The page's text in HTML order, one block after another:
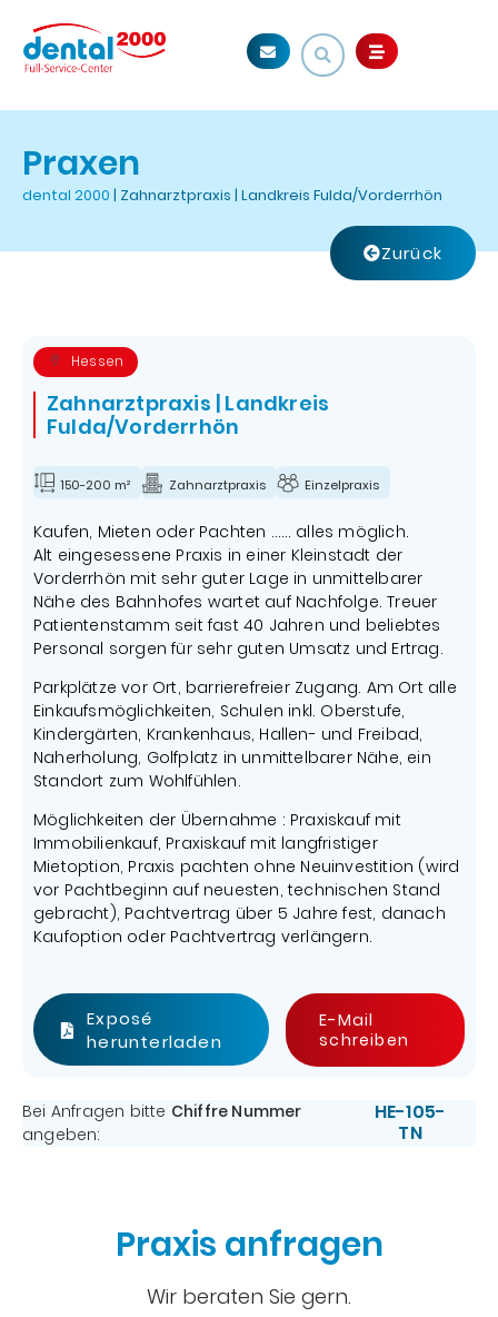
Praxen
dental 2000 | Zahnarztpraxis | Landkreis Fulda/Vorderrhön
Zurück
Hessen
Zahnarztpraxis | Landkreis
Fulda/Vorderrhön
150-200 m² Zahnarztpraxis Einzelpraxis
Kaufen, Mieten oder Pachten …… alles möglich.
Alt eingesessene Praxis in einer Kleinstadt der
Vorderrhön mit sehr guter Lage in unmittelbarer
Nähe des Bahnhofes wartet auf Nachfolge. Treuer
Patientenstamm seit fast 40 Jahren und beliebtes
Personal sorgen für sehr guten Umsatz und Ertrag.
Parkplätze vor Ort, barrierefreier Zugang. Am Ort alle
Einkaufsmöglichkeiten, Schulen inkl. Oberstufe,
Kindergärten, Krankenhaus, Hallen- und Freibad,
Naherholung, Golfplatz in unmittelbarer Nähe, ein
Standort zum Wohlfühlen.
Möglichkeiten der Übernahme : Praxiskauf mit
Immobilienkauf, Praxiskauf mit langfristiger
Mietoption, Praxis pachten ohne Neuinvestition (wird
vor Pachtbeginn auf neuesten, technischen Stand
gebracht), Pachtvertrag über 5 Jahre fest, danach
Kaufoption oder Pachtvertrag verlängern.
Exposé
herunterladen
E-Mail
schreiben
Bei Anfragen bitte Chiffre Nummer
angeben:
HE-105-
TN
Praxis anfragen
Wir beraten Sie gern.